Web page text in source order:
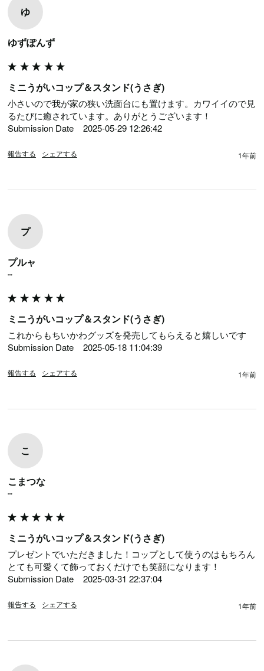
ゆ
ゆずぽんず
ミニうがいコップ＆スタンド(うさぎ)
小さいので我が家の狭い洗面台にも置けます。カワイイので見
るたびに癒されています。ありがとうございます！
Submission Date	2025-05-29 12:26:42
報告する シェアする 1年前
プ
プルャ
""
ミニうがいコップ＆スタンド(うさぎ)
これからもちいかわグッズを発売してもらえると嬉しいです
Submission Date	2025-05-18 11:04:39
報告する シェアする 1年前
こ
こまつな
""
ミニうがいコップ＆スタンド(うさぎ)
プレゼントでいただきました！コップとして使うのはもちろん
とても可愛くて飾っておくだけでも笑顔になります！
Submission Date	2025-03-31 22:37:04
報告する シェアする 1年前